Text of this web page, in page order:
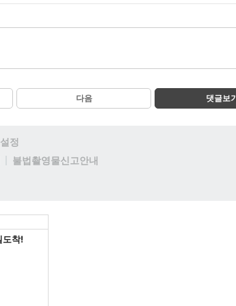
다음 댓글보기
설정
불법촬영물신고안내